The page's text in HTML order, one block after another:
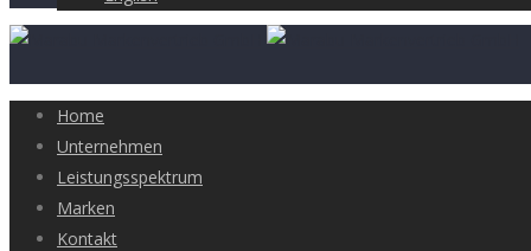
Home
Unternehmen
Leistungsspektrum
Marken
Kontakt